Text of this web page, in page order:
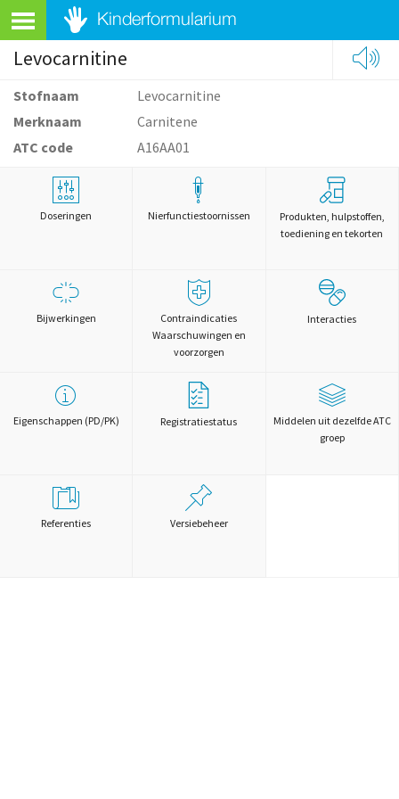
Levocarnitine
Stofnaam
Levocarnitine
Merknaam
Carnitene
ATC code
A16AA01
Doseringen Nierfunctiestoornissen
Produkten, hulpstoffen,
toediening en tekorten
Bijwerkingen
Contraindicaties
Waarschuwingen en
voorzorgen
Interacties
Eigenschappen (PD/PK) Registratiestatus
Middelen uit dezelfde ATC
groep
Referenties Versiebeheer